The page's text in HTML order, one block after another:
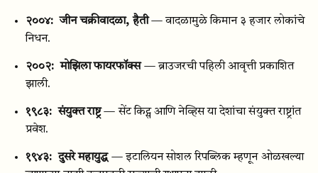
२००४: जीन चक्रीवादळा, हैती — वादळामुळे किमान ३ हजार लोकांचे
निधन.
२००२: मोझिला फायरफॉक्स — ब्राउजरची पहिली आवृत्ती प्रकाशित
झाली.
१९८३: संयुक्त राष्ट्र — सेंट किट्स आणि नेव्हिस या देशांचा संयुक्त राष्ट्रांत
प्रवेश.
१९४३: दुसरे महायुद्ध — इटालियन सोशल रिपब्लिक म्हणून ओळखल्या